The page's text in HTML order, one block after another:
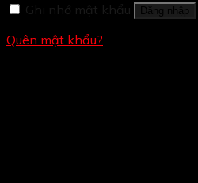
Ghi nhớ mật khẩu
Đăng nhập
Quên mật khẩu?